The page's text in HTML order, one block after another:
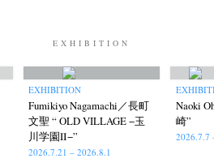
EXHIBITION
EXHIBITION
Fumikiyo Nagamachi／長町
文聖 “ OLD VILLAGE −玉
川学園Ⅱ−”
2026.7.21 – 2026.8.1
Naoki
崎”
2026.7.7